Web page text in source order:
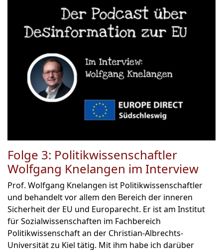
Folge 3: Politikwissenschaftler
Wolfgang Knelangen im Interview
Prof. Wolfgang Knelangen ist Politikwissenschaftler
und behandelt vor allem den Bereich der inneren
Sicherheit der EU und Europarecht. Er ist am Institut
für Sozialwissenschaften im Fachbereich
Politikwissenschaft an der Christian-Albrechts-
Universität zu Kiel tätig. Mit ihm habe ich darüber